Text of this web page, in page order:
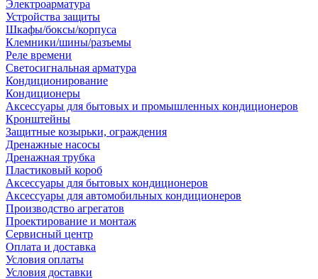
Электроарматура
Устройства защиты
Шкафы/боксы/корпуса
Клемники/шины/разъемы
Реле времени
Светосигнальная арматура
Кондиционирование
Кондиционеры
Аксессуары для бытовых и промышленных кондиционеров
Кронштейны
Защитные козырьки, ограждения
Дренажные насосы
Дренажная трубка
Пластиковый короб
Аксессуары для бытовых кондиционеров
Аксессуары для автомобильных кондиционеров
Производство агрегатов
Проектирование и монтаж
Сервисный центр
Оплата и доставка
Условия оплаты
Условия доставки